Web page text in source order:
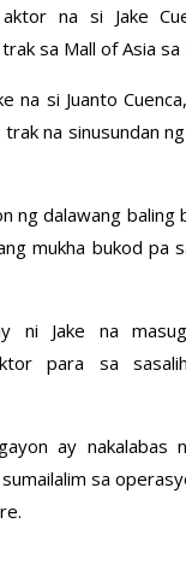
na si Jake
sa Mall of Asia sa
na si Juanto
na sinusundan
ng dalawang baling
mukha bukod pa
ni Jake na
para sa
ay nakalabas
sa